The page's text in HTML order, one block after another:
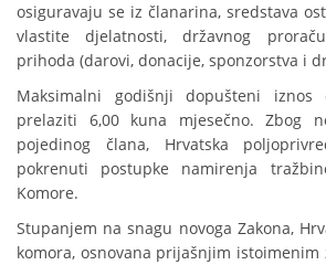
osiguravaju se iz članarina, sredstava
vlastite djelatnosti, državnog
prihoda (darovi, donacije, sponzorstva i
Maksimalni godišnji dopušteni
prelaziti 6,00 kuna mjesečno. Zbog
pojedinog člana, Hrvatska
pokrenuti postupke namirenja
Komore.
Stupanjem na snagu novoga Zakona,
komora, osnovana prijašnjim istoimenim